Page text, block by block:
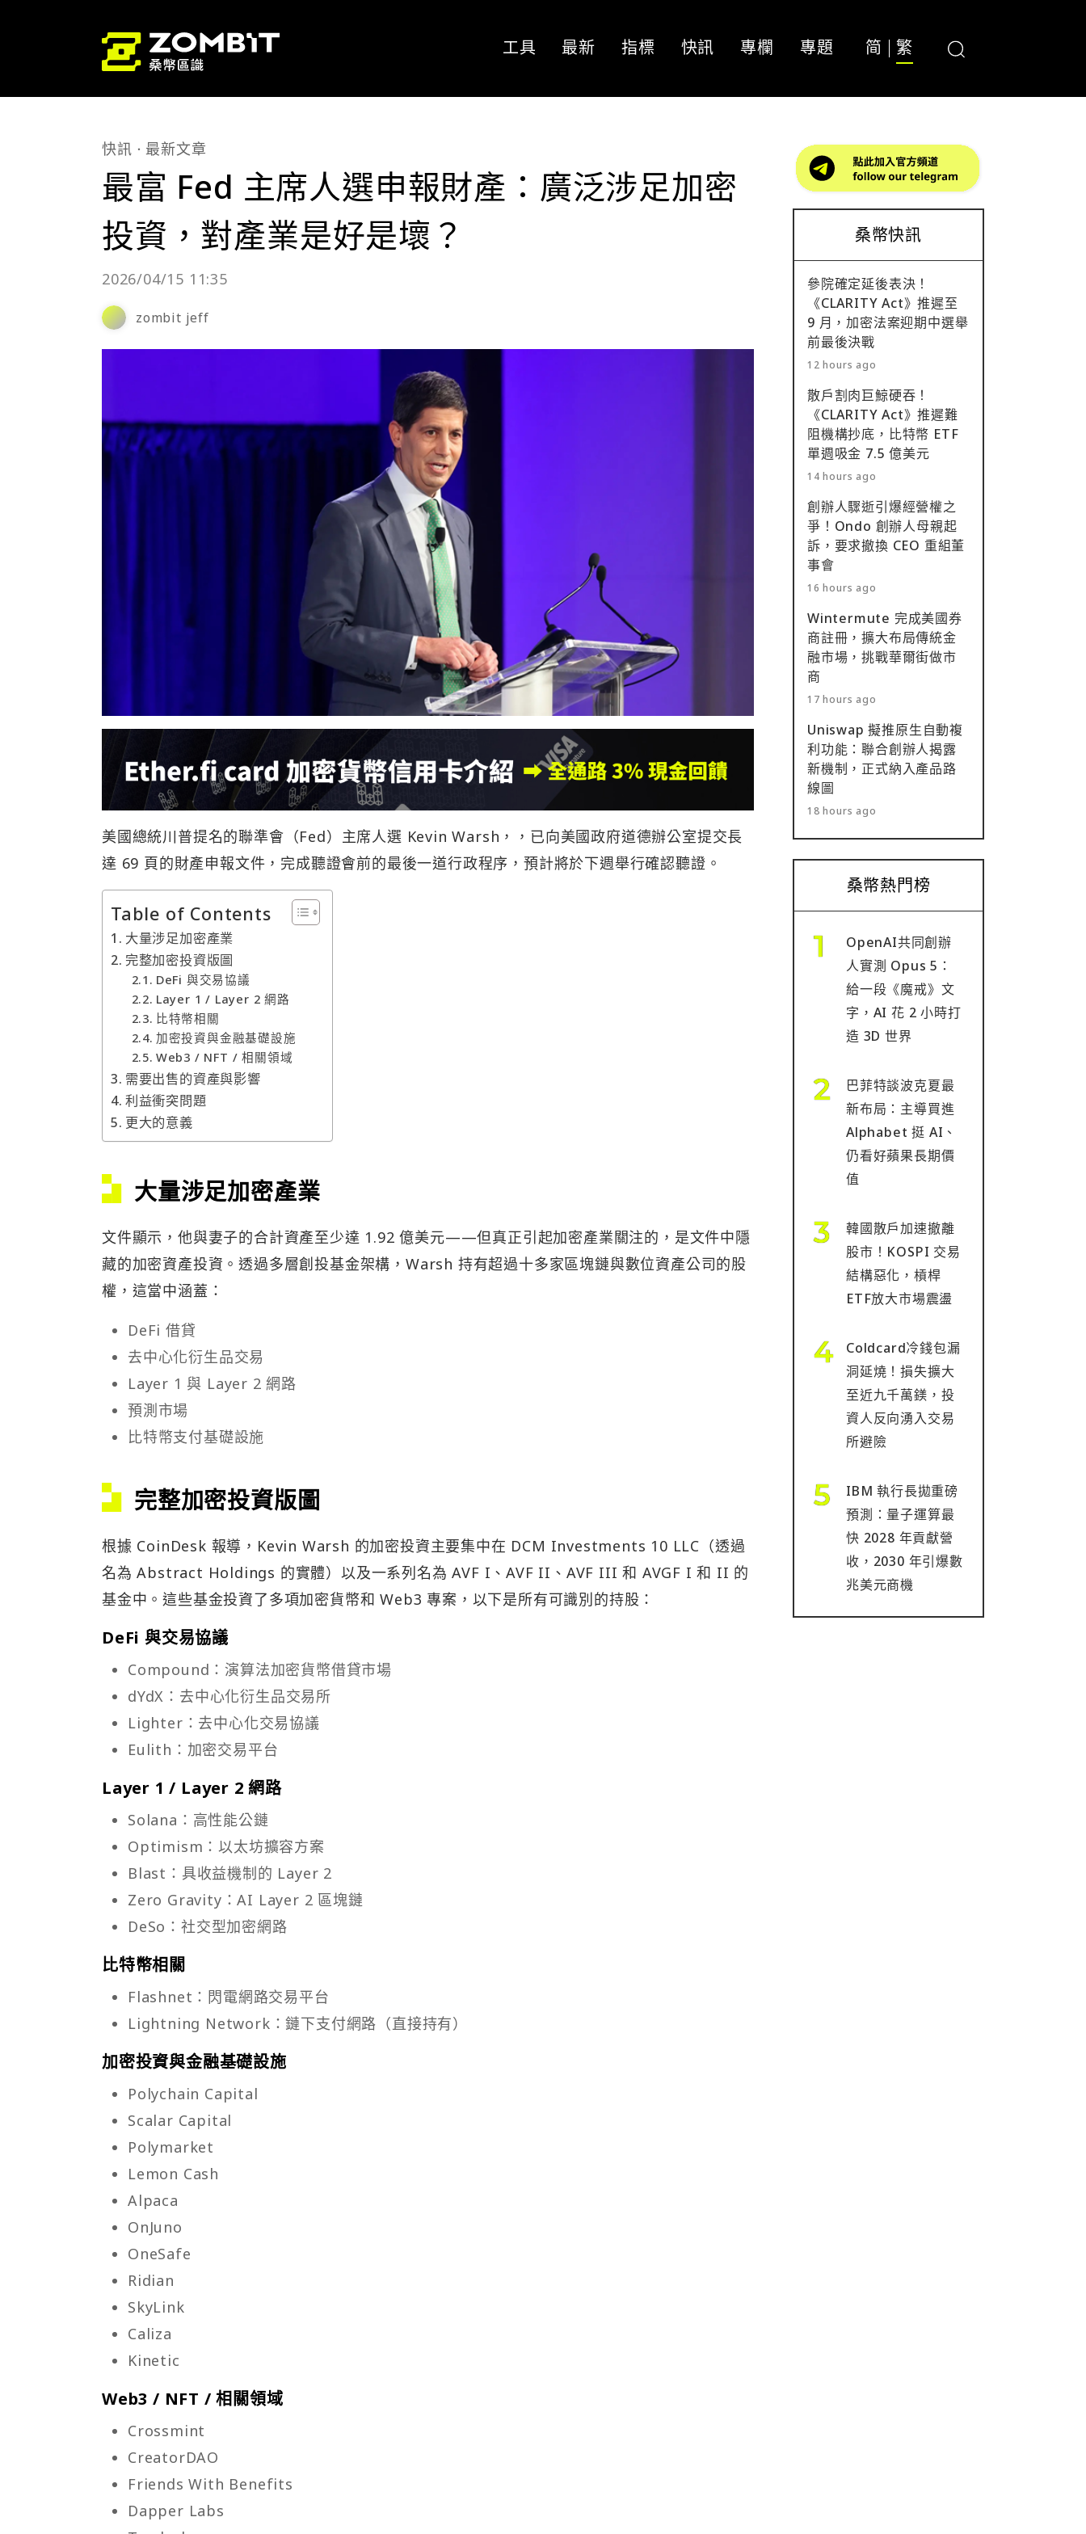
工具 最新 指標 快訊 專欄 專題 简 繁
快訊 最新文章
最富 Fed 主席人選申報財產：廣泛涉足加密
投資，對產業是好是壞？
2026/04/15 11:35
zombit jeff
美國總統川普提名的聯準會（Fed）主席人選 Kevin Warsh，，已向美國政府道德辦公室提交長
達 69 頁的財產申報文件，完成聽證會前的最後一道行政程序，預計將於下週舉行確認聽證。
Table of Contents
大量涉足加密產業
完整加密投資版圖
DeFi 與交易協議
Layer 1 / Layer 2 網路
比特幣相關
加密投資與金融基礎設施
Web3 / NFT / 相關領域
需要出售的資產與影響
利益衝突問題
更大的意義
大量涉足加密產業
文件顯示，他與妻子的合計資產至少達 1.92 億美元——但真正引起加密產業關注的，是文件中隱
藏的加密資產投資。透過多層創投基金架構，Warsh 持有超過十多家區塊鏈與數位資產公司的股
權，這當中涵蓋：
DeFi 借貸
去中心化衍生品交易
Layer 1 與 Layer 2 網路
預測市場
比特幣支付基礎設施
完整加密投資版圖
根據 CoinDesk 報導，Kevin Warsh 的加密投資主要集中在 DCM Investments 10 LLC（透過
名為 Abstract Holdings 的實體）以及一系列名為 AVF I、AVF II、AVF III 和 AVGF I 和 II 的
基金中。這些基金投資了多項加密貨幣和 Web3 專案，以下是所有可識別的持股：
DeFi 與交易協議
Compound：演算法加密貨幣借貸市場
dYdX：去中心化衍生品交易所
Lighter：去中心化交易協議
Eulith：加密交易平台
Layer 1 / Layer 2 網路
Solana：高性能公鏈
Optimism：以太坊擴容方案
Blast：具收益機制的 Layer 2
Zero Gravity：AI Layer 2 區塊鏈
DeSo：社交型加密網路
比特幣相關
Flashnet：閃電網路交易平台
Lightning Network：鏈下支付網路（直接持有）
加密投資與金融基礎設施
Polychain Capital
Scalar Capital
Polymarket
Lemon Cash
Alpaca
OnJuno
OneSafe
Ridian
SkyLink
Caliza
Kinetic
Web3 / NFT / 相關領域
Crossmint
CreatorDAO
Friends With Benefits
Dapper Labs
桑幣快訊
參院確定延後表決！
《CLARITY Act》推遲至
9 月，加密法案迎期中選舉
前最後決戰
12 hours ago
散戶割肉巨鯨硬吞！
《CLARITY Act》推遲難
阻機構抄底，比特幣 ETF
單週吸金 7.5 億美元
14 hours ago
創辦人驟逝引爆經營權之
爭！Ondo 創辦人母親起
訴，要求撤換 CEO 重組董
事會
16 hours ago
Wintermute 完成美國券
商註冊，擴大布局傳統金
融市場，挑戰華爾街做市
商
17 hours ago
Uniswap 擬推原生自動複
利功能：聯合創辦人揭露
新機制，正式納入產品路
線圖
18 hours ago
桑幣熱門榜
OpenAI共同創辦
人實測 Opus 5：
給一段《魔戒》文
字，AI 花 2 小時打
造 3D 世界
巴菲特談波克夏最
新布局：主導買進
Alphabet 挺 AI、
仍看好蘋果長期價
值
韓國散戶加速撤離
股市！KOSPI 交易
結構惡化，槓桿
ETF放大市場震盪
Coldcard冷錢包漏
洞延燒！損失擴大
至近九千萬鎂，投
資人反向湧入交易
所避險
IBM 執行長拋重磅
預測：量子運算最
快 2028 年貢獻營
收，2030 年引爆數
兆美元商機